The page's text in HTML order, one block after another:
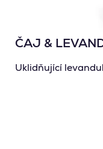
ČAJ &
Uklidňující